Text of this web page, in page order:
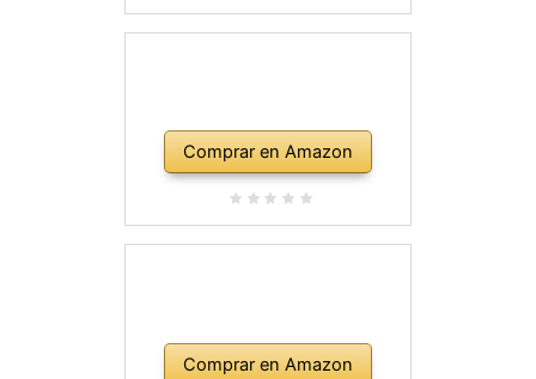
Comprar en Amazon
Comprar en Amazon